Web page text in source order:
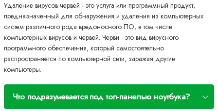
Удаление вирусов червей - это услуга или программный продукт,
предназначенный для обнаружения и удаления из компьютерных
систем различного рода вредоносного ПО, в том числе
компьютерных вирусов и червей. Черви - это вид вирусного
программного обеспечения, который самостоятельно
распространяется по компьютерной сети, заражая другие
компьютеры.
Что подразумевается под топ-панелью ноутбука?